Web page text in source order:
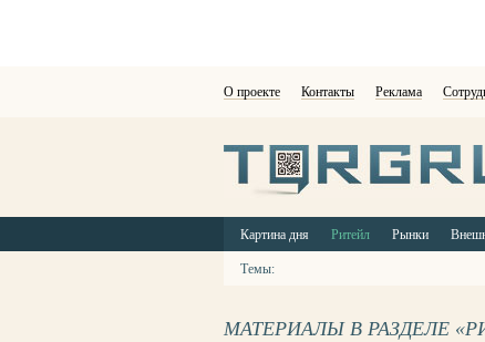
О проекте Контакты Реклама
Картина дня Ритейл Рынки
Темы:
МАТЕРИАЛЫ В РАЗДЕЛЕ